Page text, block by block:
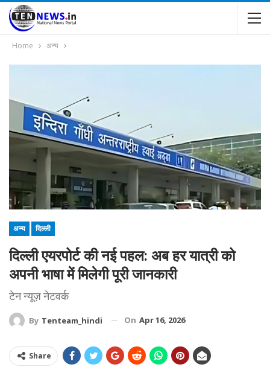
Home अन्य
अन्य दिल्ली
दिल्ली एयरपोर्ट की नई पहल: अब हर यात्री को
अपनी भाषा में मिलेगी पूरी जानकारी
टेन न्यूज़ नेटवर्क
By Tenteam_hindi On Apr 16, 2026
Share